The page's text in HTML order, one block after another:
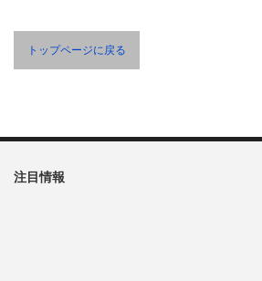
トップページに戻る
注目情報